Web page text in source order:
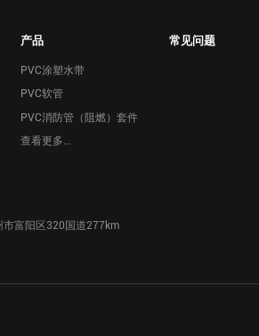
产品
PVC涂塑水带
PVC软管
PVC消防管（阻燃）套件
查看更多...
常见问题
市富阳区320国道277km